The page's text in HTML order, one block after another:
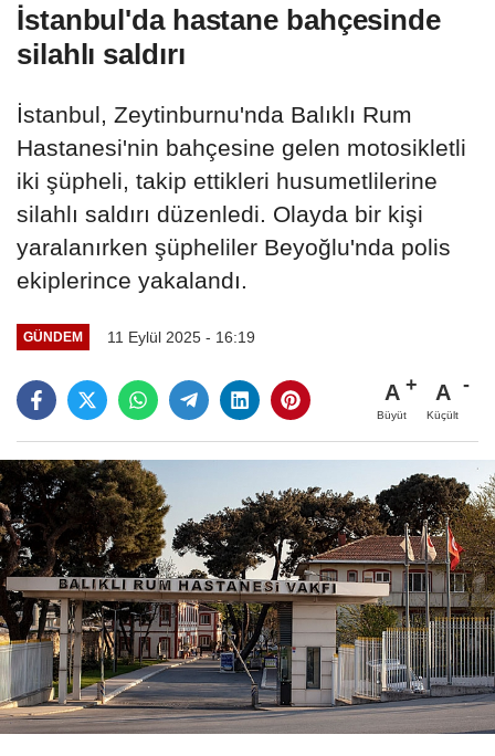
İstanbul'da hastane bahçesinde
silahlı saldırı
İstanbul, Zeytinburnu'nda Balıklı Rum
Hastanesi'nin bahçesine gelen motosikletli
iki şüpheli, takip ettikleri husumetlilerine
silahlı saldırı düzenledi. Olayda bir kişi
yaralanırken şüpheliler Beyoğlu'nda polis
ekiplerince yakalandı.
GÜNDEM 11 Eylül 2025 - 16:19
A
Büyüt
A
Küçült